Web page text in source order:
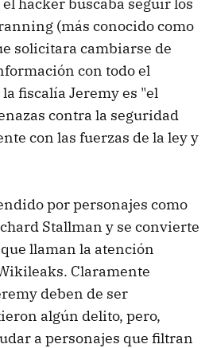
(más conocido como
solicitara cambiarse de
con todo el
fiscalía Jeremy es "el
contra la seguridad
con las fuerzas de la ley y
por personajes como
Stallman y se convierte
llaman la atención
Claramente
deben de ser
algún delito, pero,
a personajes que filtran